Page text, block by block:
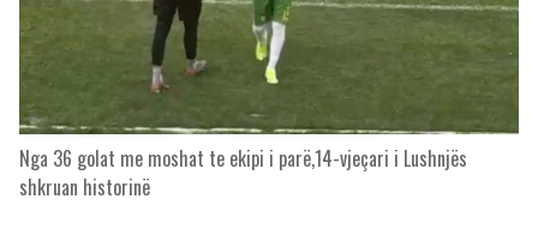
Nga 36 golat me moshat te ekipi i parë,14-vjeçari i Lushnjës
shkruan historinë